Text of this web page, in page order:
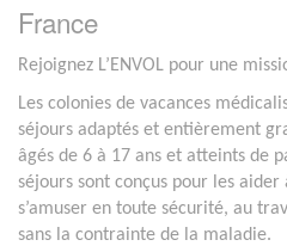
France
Rejoignez L’ENVOL pour une
Les colonies de vacances
séjours adaptés et entièrement
âgés de 6 à 17 ans et atteints de
séjours sont conçus pour les
s’amuser en toute sécurité, au
sans la contrainte de la maladie.